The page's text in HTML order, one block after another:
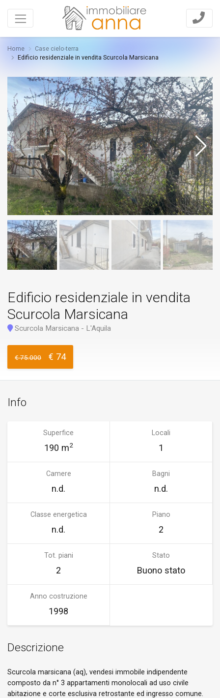
Home
Case cielo-terra
Edificio residenziale in vendita Scurcola Marsicana
Edificio residenziale in vendita
Scurcola Marsicana
Scurcola Marsicana - L'Aquila
€ 75.000€ 74
Info
Superfice
190 m2
Locali
1
Camere
n.d.
Bagni
n.d.
Classe energetica
n.d.
Piano
2
Tot. piani
2
Stato
Buono stato
Anno costruzione
1998
Descrizione
Scurcola marsicana (aq), vendesi immobile indipendente
composto da n° 3 appartamenti monolocali ad uso civile
abitazione e corte esclusiva retrostante ed ingresso comune.